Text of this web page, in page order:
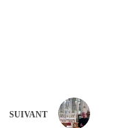
SUIVANT